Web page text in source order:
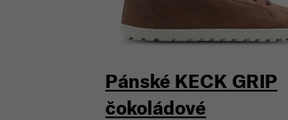
Pánské KECK GRIP
čokoládové